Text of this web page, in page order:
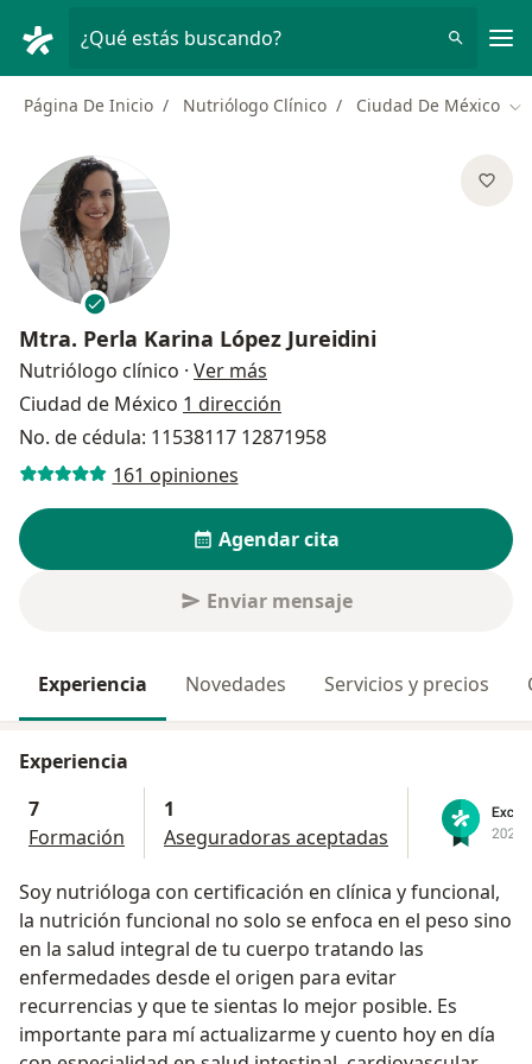
¿Qué estás buscando?
Página De Inicio Nutriólogo Clínico Ciudad De México
Mtra. Perla Karina López Jureidini
Nutriólogo clínico · Ver más
Ciudad de México 1 dirección
No. de cédula: 11538117 12871958
161 opiniones
Agendar cita
Enviar mensaje
Experiencia Novedades Servicios y precios
Experiencia
7
Formación
1
Aseguradoras aceptadas
Soy nutrióloga con certificación en clínica y funcional,
la nutrición funcional no solo se enfoca en el peso sino
en la salud integral de tu cuerpo tratando las
enfermedades desde el origen para evitar
recurrencias y que te sientas lo mejor posible. Es
importante para mí actualizarme y cuento hoy en día